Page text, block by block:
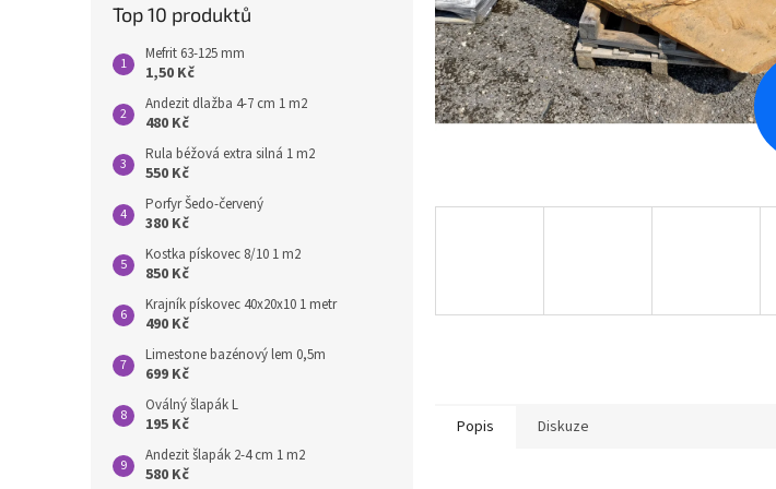
Top 10 produktů
Mefrit 63-125 mm
1,50 Kč
Andezit dlažba 4-7 cm 1 m2
480 Kč
Rula béžová extra silná 1 m2
550 Kč
Porfyr Šedo-červený
380 Kč
Kostka pískovec 8/10 1 m2
850 Kč
Krajník pískovec 40x20x10 1 metr
490 Kč
Limestone bazénový lem 0,5m
699 Kč
Oválný šlapák L
195 Kč
Andezit šlapák 2-4 cm 1 m2
580 Kč
Popis Diskuze